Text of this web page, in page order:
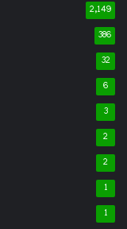
2,149
386
32
6
3
2
2
1
1